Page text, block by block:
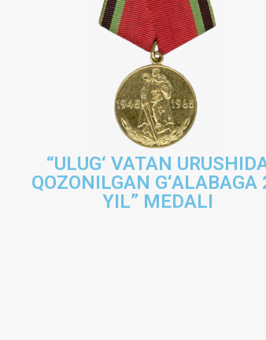
“ULUG‘ VATAN
QOZONILGAN G‘ALABAGA
YIL” MEDALI